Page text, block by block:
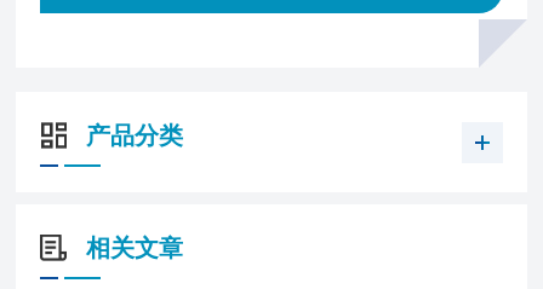
产品分类
相关文章